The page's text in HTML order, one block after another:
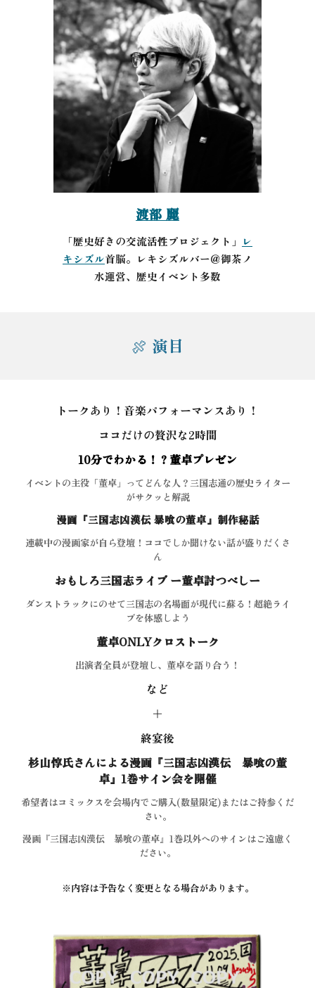
渡部 麗
「歴史好きの交流活性プロジェクト」 レ
キシズル首脳。レキシズルバー＠御茶ノ
水運営、歴史イベント多数
🍖 演目
トークあり！音楽パフォーマンスあり！
ココだけの贅沢な2時間
10分でわかる！？董卓プレゼン
イベントの主役「董卓」ってどんな人？三国志通の歴史ライター
がサクッと解説
漫画『三国志凶漢伝 暴喰の董卓』制作秘話
連載中の漫画家が自ら登壇！ココでしか聞けない話が盛りだくさ
ん
おもしろ三国志ライブ ー董卓討つべしー
ダンストラックにのせて三国志の名場面が現代に蘇る！超絶ライ
ブを体感しよう
董卓ONLYクロストーク
出演者全員が登壇し、董卓を語り合う！
など
＋
終宴後
杉山惇氏さんによる漫画『三国志凶漢伝 暴喰の董
卓』1巻サイン会を開催
希望者はコミックスを会場内でご購入(数量限定)またはご持参くだ
さい。
漫画『三国志凶漢伝 暴喰の董卓』1巻以外へのサインはご遠慮く
ださい。
※内容は予告なく変更となる場合があります。